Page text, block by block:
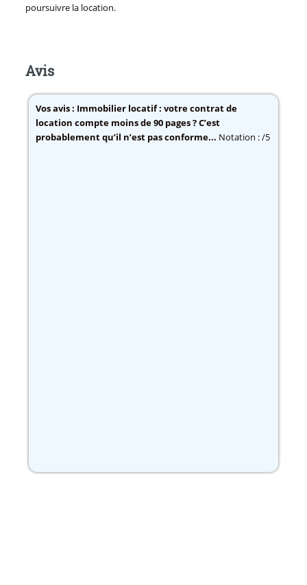
poursuivre la location.
Avis
Vos avis : Immobilier locatif : votre contrat de
location compte moins de 90 pages ? C’est
probablement qu’il n’est pas conforme... Notation : /5